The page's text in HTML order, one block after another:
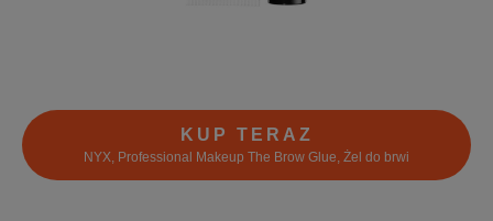
KUP TERAZ
NYX, Professional Makeup The Brow Glue, Żel do brwi